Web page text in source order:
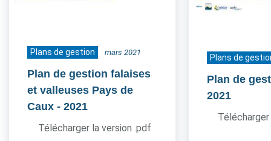
Plans de gestion mars 2021
Plan de gestion falaises
et valleuses Pays de
Caux - 2021
Télécharger la version .pdf
Plans de
Plan de
2021